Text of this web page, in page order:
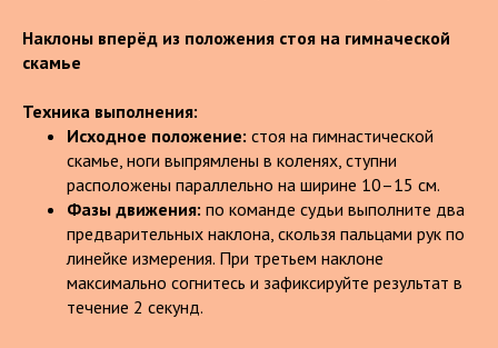
Наклоны вперёд из положения стоя на гимначеской
скамье
Техника выполнения:
Исходное положение: стоя на гимнастической
скамье, ноги выпрямлены в коленях, ступни
расположены параллельно на ширине 10–15 см.
Фазы движения: по команде судьи выполните два
предварительных наклона, скользя пальцами рук по
линейке измерения. При третьем наклоне
максимально согнитесь и зафиксируйте результат в
течение 2 секунд.